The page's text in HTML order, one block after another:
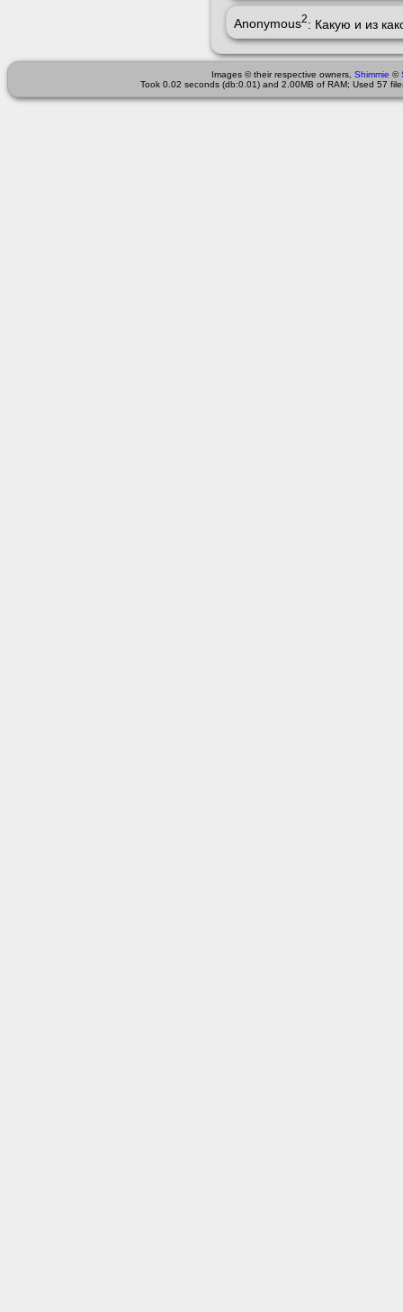
Anonymous2: Какую и из
Images © their respective owners, Shimmie ©
Took 0.02 seconds (db:0.01) and 2.00MB of RAM; Used 57